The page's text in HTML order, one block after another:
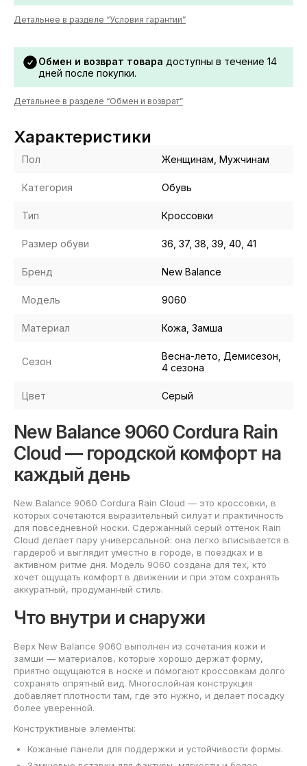
Детальнее в разделе “Условия гарантии”
Обмен и возврат товара доступны в течение 14
дней после покупки.
Детальнее в разделе “Обмен и возврат”
Характеристики
Пол Женщинам, Мужчинам
Категория Обувь
Тип Кроссовки
Размер обуви 36, 37, 38, 39, 40, 41
Бренд New Balance
Модель 9060
Материал Кожа, Замша
Сезон
Весна-лето, Демисезон,
4 сезона
Цвет Серый
New Balance 9060 Cordura Rain
Cloud — городской комфорт на
каждый день
New Balance 9060 Cordura Rain Cloud — это кроссовки, в
которых сочетаются выразительный силуэт и практичность
для повседневной носки. Сдержанный серый оттенок Rain
Cloud делает пару универсальной: она легко вписывается в
гардероб и выглядит уместно в городе, в поездках и в
активном ритме дня. Модель 9060 создана для тех, кто
хочет ощущать комфорт в движении и при этом сохранять
аккуратный, продуманный стиль.
Что внутри и снаружи
Верх New Balance 9060 выполнен из сочетания кожи и
замши — материалов, которые хорошо держат форму,
приятно ощущаются в носке и помогают кроссовкам долго
сохранять опрятный вид. Многослойная конструкция
добавляет плотности там, где это нужно, и делает посадку
более уверенной.
Конструктивные элементы:
Кожаные панели для поддержки и устойчивости формы.